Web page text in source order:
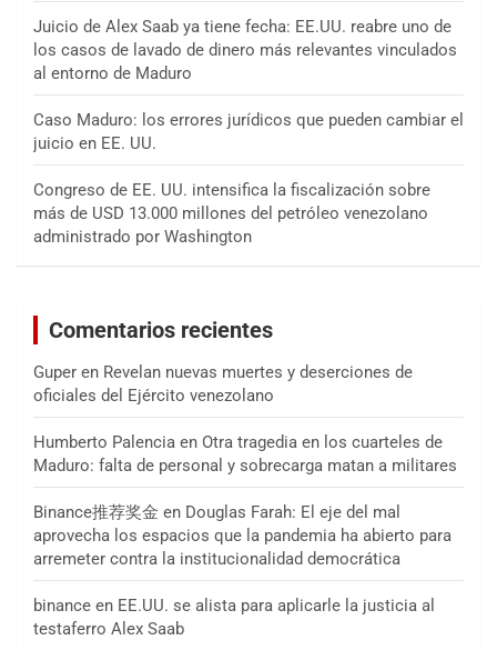
Juicio de Alex Saab ya tiene fecha: EE.UU. reabre uno de
los casos de lavado de dinero más relevantes vinculados
al entorno de Maduro
Caso Maduro: los errores jurídicos que pueden cambiar el
juicio en EE. UU.
Congreso de EE. UU. intensifica la fiscalización sobre
más de USD 13.000 millones del petróleo venezolano
administrado por Washington
Comentarios recientes
Guper en Revelan nuevas muertes y deserciones de
oficiales del Ejército venezolano
Humberto Palencia en Otra tragedia en los cuarteles de
Maduro: falta de personal y sobrecarga matan a militares
Binance推荐奖金 en Douglas Farah: El eje del mal
aprovecha los espacios que la pandemia ha abierto para
arremeter contra la institucionalidad democrática
binance en EE.UU. se alista para aplicarle la justicia al
testaferro Alex Saab